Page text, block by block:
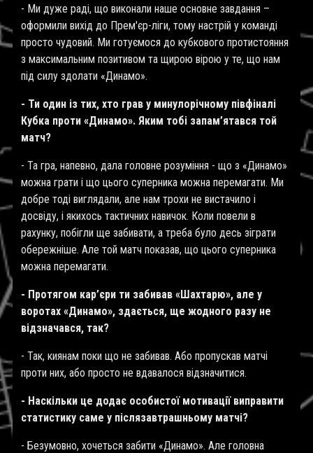
- Ми дуже раді, що виконали наше основне завдання –
оформили вихід до Прем'єр-ліги, тому настрій у команді
просто чудовий. Ми готуємося до кубкового протистояння
з максимальним позитивом та щирою вірою у те, що нам
під силу здолати «Динамо».
- Ти один із тих, хто грав у минулорічному півфіналі
Кубка проти «Динамо». Яким тобі запам’ятався той
матч?
- Та гра, напевно, дала головне розуміння - що з «Динамо»
можна грати і що цього суперника можна перемагати. Ми
добре тоді виглядали, але нам трохи не вистачило і
досвіду, і якихось тактичних навичок. Коли повели в
рахунку, побігли ще забивати, а треба було десь зіграти
обережніше. Але той матч показав, що цього суперника
можна перемагати.
- Протягом кар’єри ти забивав «Шахтарю», але у
воротах «Динамо», здається, ще жодного разу не
відзначався, так?
- Так, киянам поки що не забивав. Або пропускав матчі
проти них, або просто не вдавалося відзначитися.
- Наскільки це додає особистої мотивації виправити
статистику саме у післязавтрашньому матчі?
- Безумовно, хочеться забити «Динамо». Але головна